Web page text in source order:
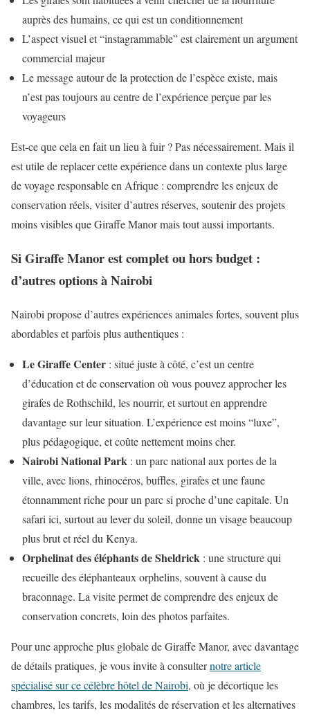
auprès des humains, ce qui est un conditionnement
L’aspect visuel et “instagrammable” est clairement un argument
commercial majeur
Le message autour de la protection de l’espèce existe, mais
n’est pas toujours au centre de l’expérience perçue par les
voyageurs
Est-ce que cela en fait un lieu à fuir ? Pas nécessairement. Mais il
est utile de replacer cette expérience dans un contexte plus large
de voyage responsable en Afrique : comprendre les enjeux de
conservation réels, visiter d’autres réserves, soutenir des projets
moins visibles que Giraffe Manor mais tout aussi importants.
Si Giraffe Manor est complet ou hors budget :
d’autres options à Nairobi
Nairobi propose d’autres expériences animales fortes, souvent plus
abordables et parfois plus authentiques :
Le Giraffe Center : situé juste à côté, c’est un centre
d’éducation et de conservation où vous pouvez approcher les
girafes de Rothschild, les nourrir, et surtout en apprendre
davantage sur leur situation. L’expérience est moins “luxe”,
plus pédagogique, et coûte nettement moins cher.
Nairobi National Park : un parc national aux portes de la
ville, avec lions, rhinocéros, buffles, girafes et une faune
étonnamment riche pour un parc si proche d’une capitale. Un
safari ici, surtout au lever du soleil, donne un visage beaucoup
plus brut et réel du Kenya.
Orphelinat des éléphants de Sheldrick : une structure qui
recueille des éléphanteaux orphelins, souvent à cause du
braconnage. La visite permet de comprendre des enjeux de
conservation concrets, loin des photos parfaites.
Pour une approche plus globale de Giraffe Manor, avec davantage
de détails pratiques, je vous invite à consulternotre article
spécialisé sur ce célèbre hôtel de Nairobi, où je décortique les
chambres, les tarifs, les modalités de réservation et les alternatives